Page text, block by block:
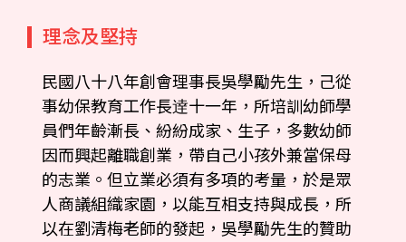
理念及堅持
民國八十八年創會理事長吳學勵先生，己從
事幼保教育工作長逹十一年，所培訓幼師學
員們年齡漸長、紛紛成家、生子，多數幼師
因而興起離職創業，帶自己小孩外兼當保母
的志業。但立業必須有多項的考量，於是眾
人商議組織家園，以能互相支持與成長，所
以在劉清梅老師的發起，吳學勵先生的贊助